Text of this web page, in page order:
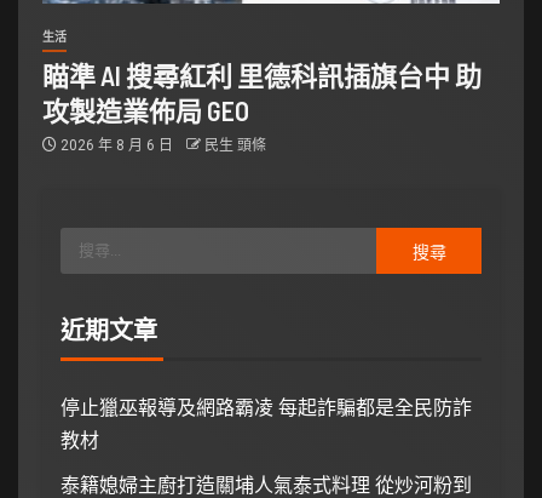
生活
瞄準 AI 搜尋紅利 里德科訊插旗台中 助
攻製造業佈局 GEO
2026 年 8 月 6 日 民生 頭條
近期文章
停止獵巫報導及網路霸凌 每起詐騙都是全民防詐
教材
泰籍媳婦主廚打造關埔人氣泰式料理 從炒河粉到